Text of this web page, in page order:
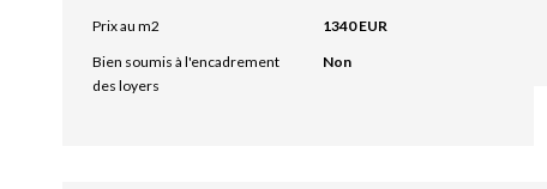
Prix au m2
1340 EUR
Bien soumis à l'encadrement
des loyers
Non